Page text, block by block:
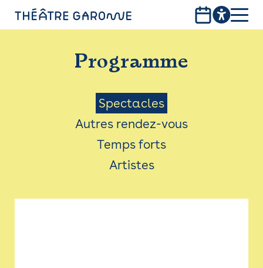
PROGRAMME
INFOS PRATIQUES
AVEC LES PUBLICS
ACCESSIBILITÉ
LES PRODUCTIONS
Programme
Menu
Saison
Spectacles
Autres rendez-vous
Temps forts
Artistes